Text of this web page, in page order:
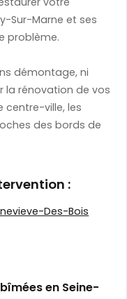
Sur-Marne et ses
problème.
démontage, ni
la rénovation de vos
centre-ville, les
des bords de
:
Des-Bois
en Seine-